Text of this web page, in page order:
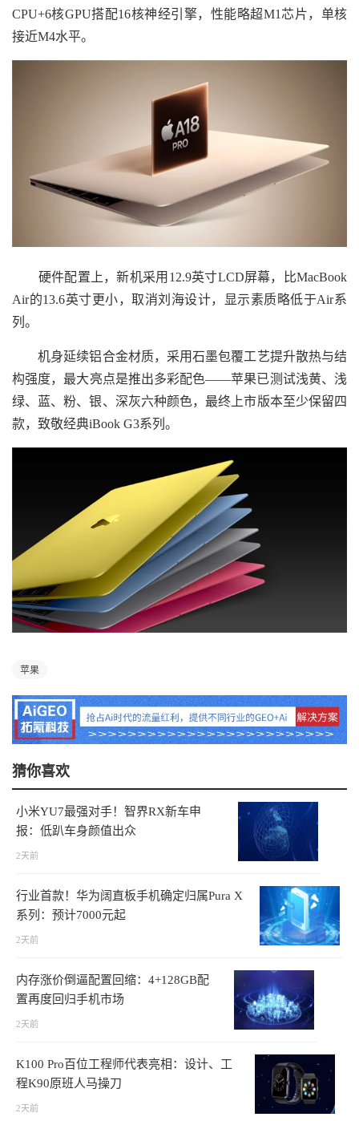
CPU+6核GPU搭配16核神经引擎，性能略超M1芯片，单核
接近M4水平。
硬件配置上，新机采用12.9英寸LCD屏幕，比MacBook
Air的13.6英寸更小，取消刘海设计，显示素质略低于Air系
列。
机身延续铝合金材质，采用石墨包覆工艺提升散热与结
构强度，最大亮点是推出多彩配色——苹果已测试浅黄、浅
绿、蓝、粉、银、深灰六种颜色，最终上市版本至少保留四
款，致敬经典iBook G3系列。
苹果
猜你喜欢
小米YU7最强对手！智界RX新车申
报：低趴车身颜值出众
2天前
行业首款！华为阔直板手机确定归属Pura X
系列：预计7000元起
2天前
内存涨价倒逼配置回缩：4+128GB配
置再度回归手机市场
2天前
K100 Pro百位工程师代表亮相：设计、工
程K90原班人马操刀
2天前